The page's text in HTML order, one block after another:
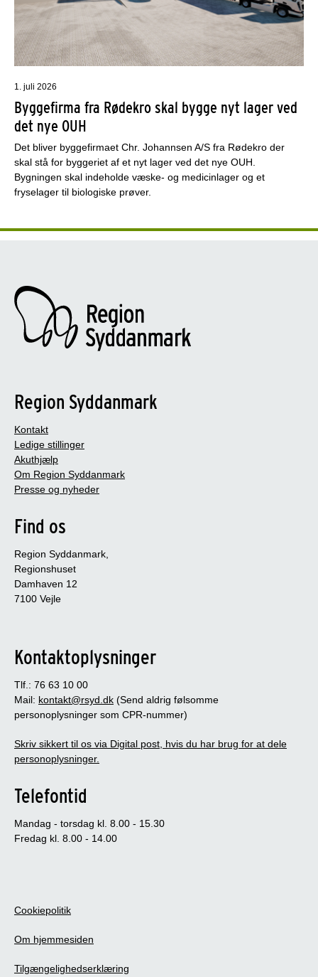
1. juli 2026
Byggefirma fra Rødekro skal bygge nyt lager ved
det nye OUH
Det bliver byggefirmaet Chr. Johannsen A/S fra Rødekro der
skal stå for byggeriet af et nyt lager ved det nye OUH.
Bygningen skal indeholde væske- og medicinlager og et
fryselager til biologiske prøver.
Region Syddanmark
Kontakt
Ledige stillinger
Akuthjælp
Om Region Syddanmark
Presse og nyheder
Find os
Region Syddanmark,
Regionshuset
Damhaven 12
7100 Vejle
Kontaktoplysninger
Tlf.: 76 63 10 00
Mail: kontakt@rsyd.dk (Send aldrig følsomme
personoplysninger som CPR-nummer)
Skriv sikkert til os via Digital post, hvis du har brug for at dele
personoplysninger.
Telefontid
Mandag - torsdag kl. 8.00 - 15.30
Fredag kl. 8.00 - 14.00
Cookiepolitik
Om hjemmesiden
Tilgængelighedserklæring